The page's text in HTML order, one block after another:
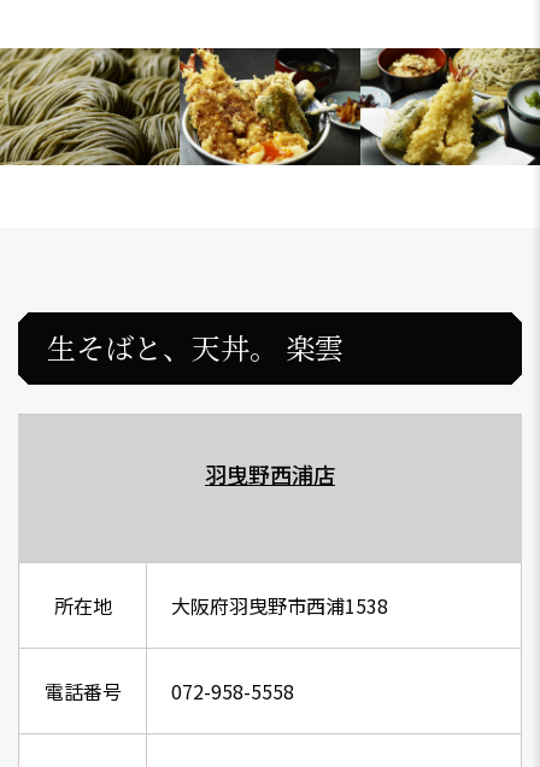
生そばと、天丼。 楽雲
羽曳野西浦店
大阪府羽曳野市西浦1538
072-958-5558